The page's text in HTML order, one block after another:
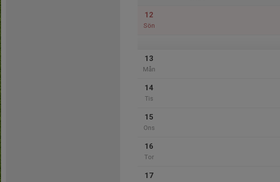
12
Sön
13
Mån
14
Tis
15
Ons
16
Tor
17